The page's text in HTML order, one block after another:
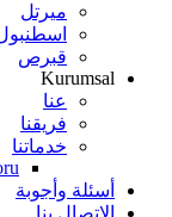
ميرتل
قبرص
Kurumsal
عنا
فريقنا
خدماتنا
أسئلة وأجوبة
الاتصال بنا